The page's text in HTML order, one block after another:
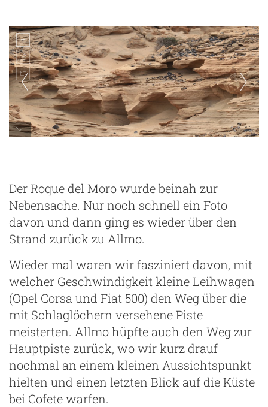
Der Roque del Moro wurde beinah zur
Nebensache. Nur noch schnell ein Foto
davon und dann ging es wieder über den
Strand zurück zu Allmo.
Wieder mal waren wir fasziniert davon, mit
welcher Geschwindigkeit kleine Leihwagen
(Opel Corsa und Fiat 500) den Weg über die
mit Schlaglöchern versehene Piste
meisterten. Allmo hüpfte auch den Weg zur
Hauptpiste zurück, wo wir kurz drauf
nochmal an einem kleinen Aussichtspunkt
hielten und einen letzten Blick auf die Küste
bei Cofete warfen.